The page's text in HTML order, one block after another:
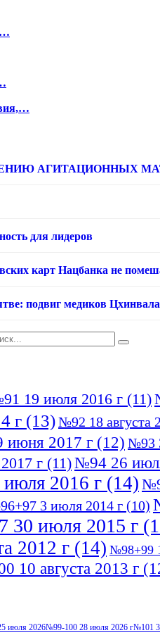
АГИТАЦИОННЫХ
для лидеров
карт Нацбанка не
подвиг медиков Цхинвала
19 июля 2016 г (11)
г (13)№92 18 августа
2017 г (12) №93
г (11)№94 26
2016 г (14)
3 июля 2014 г (10)
30 июля 2015 г
2012 г (14) №98+99
10 августа 2013 г
июля 2026№99-100 28 июля 2026 г№101